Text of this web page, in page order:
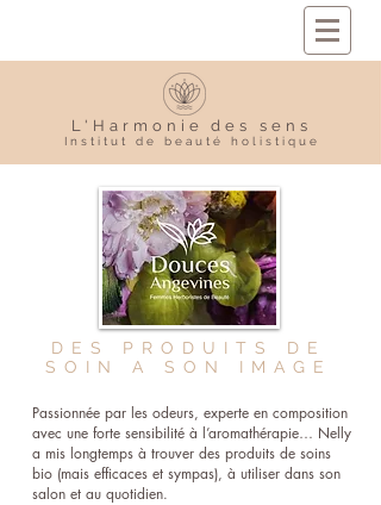
L'Harmonie des sens
Institut de beauté holistique
DES PRODUITS DE
SOIN A SON IMAGE
Passionnée par les odeurs, experte en composition
avec une forte sensibilité à l’aromathérapie… Nelly
a mis longtemps à trouver des produits de soins
bio (mais efficaces et sympas), à utiliser dans son
salon et au quotidien.